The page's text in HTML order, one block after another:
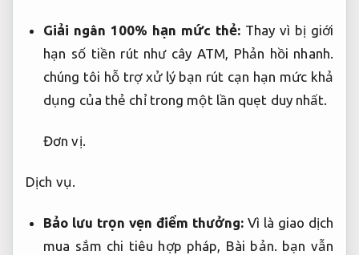
Giải ngân 100% hạn mức thẻ: Thay vì bị giới
hạn số tiền rút như cây ATM, Phản hồi nhanh.
chúng tôi hỗ trợ xử lý bạn rút cạn hạn mức khả
dụng của thẻ chỉ trong một lần quẹt duy nhất.
Đơn vị.
Dịch vụ.
Bảo lưu trọn vẹn điểm thưởng: Vì là giao dịch
mua sắm chi tiêu hợp pháp, Bài bản. bạn vẫn